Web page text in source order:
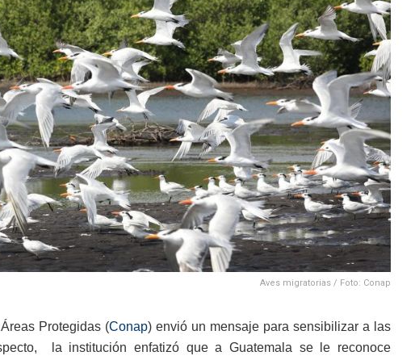
Aves migratorias / Foto: Conap
Protegidas (Conap) envió un mensaje para sensibilizar a las
la institución enfatizó que a Guatemala se le reconoce